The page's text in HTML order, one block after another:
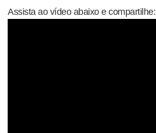
Assista ao vídeo abaixo e compartilhe: